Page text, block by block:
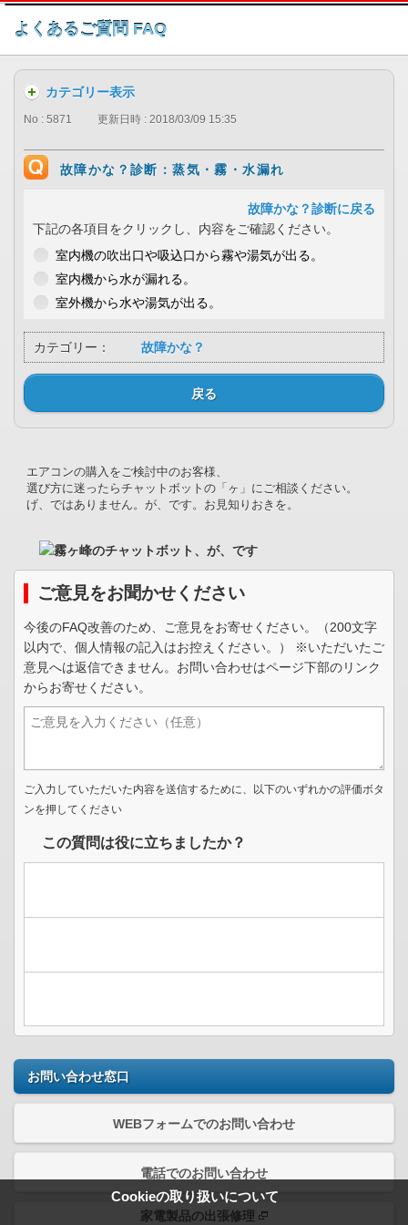
このページの本文へ
よくあるご質問 FAQ
Cookieの取り扱いについて
カテゴリー表示
No : 5871 更新日時 : 2018/03/09 15:35
故障かな？診断：蒸気・霧・水漏れ
故障かな？診断に戻る
下記の各項目をクリックし、内容をご確認ください。
室内機の吹出口や吸込口から霧や湯気が出る。
室内機から水が漏れる。
室外機から水や湯気が出る。
カテゴリー： 故障かな？
戻る
エアコンの購入をご検討中のお客様、
選び方に迷ったらチャットボットの「ヶ」にご相談ください。
げ、ではありません。が、です。お見知りおきを。
ご意見をお聞かせください
今後のFAQ改善のため、ご意見をお寄せください。（200文字
以内で、個人情報の記入はお控えください。） ※いただいたご
意見へは返信できません。お問い合わせはページ下部のリンク
からお寄せください。
ご入力していただいた内容を送信するために、以下のいずれかの評価ボタ
ンを押してください
この質問は役に立ちましたか？
お問い合わせ窓口
WEBフォームでのお問い合わせ
電話でのお問い合わせ
家電製品の出張修理